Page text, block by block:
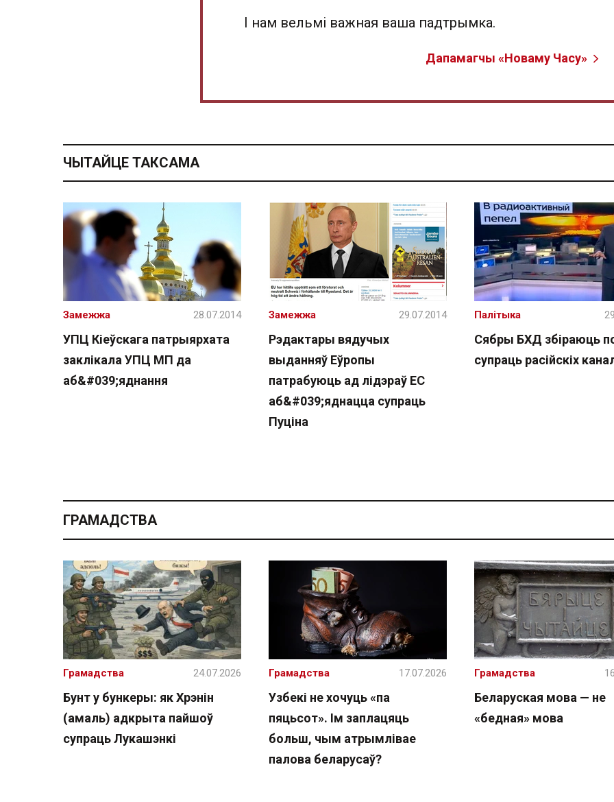
І нам вельмі важная ваша падтрымка.
Дапамагчы «Новаму Часу»
ЧЫТАЙЦЕ ТАКСАМА
УПЦ Кіеўскага патрыярхата
заклікала УПЦ МП да
аб&#039;яднання
Замежжа 28.07.2014
Рэдактары вядучых
выданняў Еўропы
патрабуюць ад лідэраў ЕС
аб&#039;яднацца супраць
Пуціна
Замежжа 29.07.2014
Сябры БХД збіраюць
супраць расійскіх
Палітыка
ГРАМАДСТВА
Бунт у бункеры: як Хрэнін
(амаль) адкрыта пайшоў
супраць Лукашэнкі
Грамадства 24.07.2026
Узбекі не хочуць «па
пяцьсот». Ім заплацяць
больш, чым атрымлівае
палова беларусаў?
Грамадства 17.07.2026
Беларуская мова — не
«бедная» мова
Грамадства